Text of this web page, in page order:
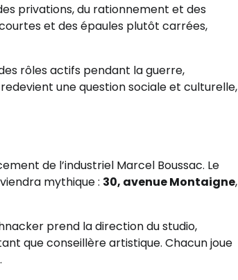
privations, du rationnement et des
et des épaules plutôt carrées,
rôles actifs pendant la guerre,
une question sociale et culturelle,
de l’industriel Marcel Boussac. Le
mythique : 30, avenue Montaigne,
prend la direction du studio,
que conseillère artistique. Chacun joue